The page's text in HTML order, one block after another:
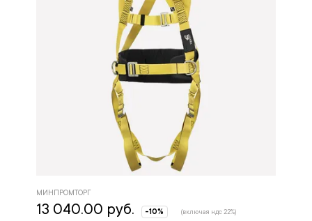
МИНПРОМТОРГ
13 040.00 руб. -10% (включая ндс 22%)